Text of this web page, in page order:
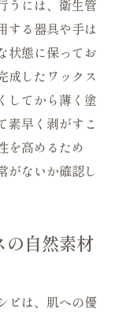
うには、衛生管
する器具や手は
状態に保ってお
成したワックス
してから薄く塗
素早く剥がすこ
を高めるため
がないか確認し
の自然素材
ピは、肌への優